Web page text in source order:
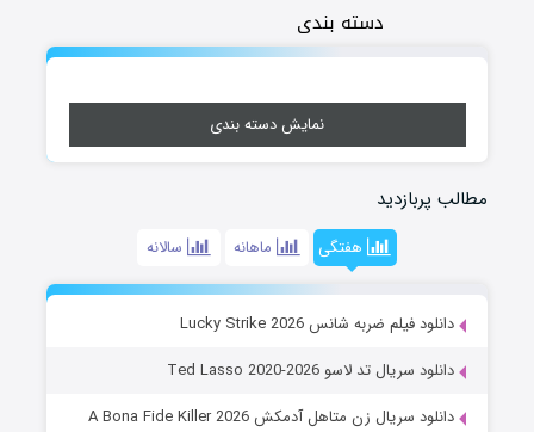
دسته بندی
نمایش دسته بندی
مطالب پربازدید
هفتگی ماهانه سالانه
دانلود فیلم ضربه شانس Lucky Strike 2026
دانلود سریال تد لاسو Ted Lasso 2020-2026
دانلود سریال زن متاهل آدمکش A Bona Fide Killer 2026